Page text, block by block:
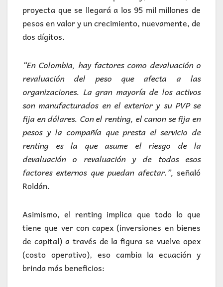
proyecta que se llegará a los 95 mil millones de
pesos en valor y un crecimiento, nuevamente, de
dos dígitos.
“En Colombia, hay factores como devaluación o
revaluación del peso que afecta a las
organizaciones. La gran mayoría de los activos
son manufacturados en el exterior y su PVP se
fija en dólares. Con el renting, el canon se fija en
pesos y la compañía que presta el servicio de
renting es la que asume el riesgo de la
devaluación o revaluación y de todos esos
factores externos que puedan afectar.”, señaló
Roldán.
Asimismo, el renting implica que todo lo que
tiene que ver con capex (inversiones en bienes
de capital) a través de la figura se vuelve opex
(costo operativo), eso cambia la ecuación y
brinda más beneficios: